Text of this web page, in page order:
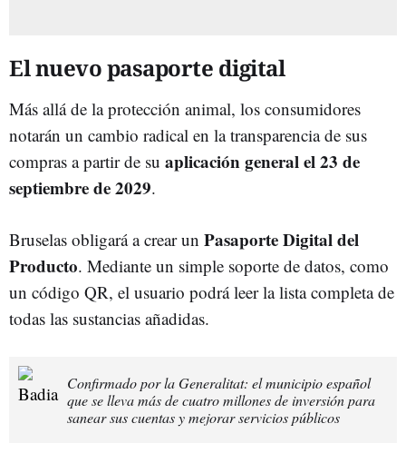
El nuevo pasaporte digital
Más allá de la protección animal, los consumidores
notarán un cambio radical en la transparencia de sus
compras a partir de su aplicación general el 23 de
septiembre de 2029.
Bruselas obligará a crear un Pasaporte Digital del
Producto. Mediante un simple soporte de datos, como
un código QR, el usuario podrá leer la lista completa de
todas las sustancias añadidas.
Confirmado por la Generalitat: el municipio español
que se lleva más de cuatro millones de inversión para
sanear sus cuentas y mejorar servicios públicos